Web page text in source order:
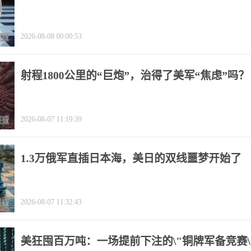
2026-08-08 00:00:53
射程1800公里的“巨炮”，治得了美军“焦虑”吗？
2026-08-07 11:19:39
1.3万俄军直插日本海，美日的双线噩梦开始了
2026-08-07 11:32:43
美狂囤百万吨：一场提前下注的\"铜牌军备竞赛\"